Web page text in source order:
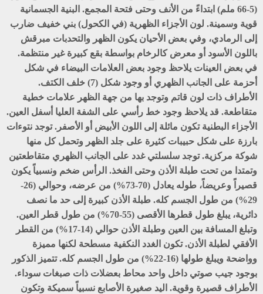
(5-66 ملم) ابتداءً من الأنف وحتى فتحة المجمع. البنية الجسمانية
قوية وسمينة. لون الأجزاء الظهرية (في الكحول) بني خفيف ضارب
إلى الرمادي، وفي بعض الأحيان يكون الظهر والتحدبات مبرقش
باللون الأسود أو معرض كالرخام بواسطة بقع كبيرة غير منتظمة.
في بعض العينات يلاحظ وجود بعض العلامات البيضاء في شكل
أحزمة على الجانب الظهري أو وجود شكل (7) خلف الكتف.
الأطراف ذات لون قاتم وتوجد بها من جهة الظهر علامات خطية
متقاطعة. قد يلاحظ وجود خط رأسي على الشفة العليا أسفل العين.
الأجزاء البطنية تكون مائلة إلى اللون الأبيض أو الأصفر. توجد نتوءات
بارزة على شكل حبيبات كثيرة على جلد الظهر وتحمل كل منها
شوكة مركزية. توجد سلسلتي غدد على الجانب الظهري متقاطعتين
وتمتدا من تحت طبلة الأذن وحتى الفخذ. الرأس ضخم ونسبياً يكون
قصيراً وعريضاً، طوله يعادل (70-73%) من عرضه، وحوالي (26-
29%) من طول الجسم كله. طبلة الأذن كبيرة إلى حد ما نصف
دائرية، يبلغ طول قطرها الأقصى (55-70%) من طول قطر العين.
وتبلغ المسافة بين العين وطبلة الأذن حوالي (14-17%) من القطر
الأفقي لطبلة الأذن. تكون الغدد النكفية مسطحة لكنها مميزة
وواضحة ويبلغ طولها (16-22%) من طول الجسم كله. تتميز الذكور
بوجود جيب صوتي داخل واحد محاط بعضلات ذات صبغات سوداء.
الأطراف قصيرة وقوية. اليد صغيرة الأصابع نسبياً سميكة وتكون